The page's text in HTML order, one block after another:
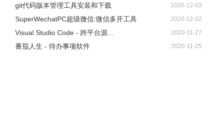
命令可以将音频文件，转为带封面的视频文件。
$ ffmpeg \
-loop 1 \
-i cover.jpg -i input.mp3 \
git代码版本管理工具安装和下载 2020-12-03
SuperWechatPC超级微信:微信多开工具 2020-12-02
Visual Studio Code - 跨平台源... 2020-11-27
番茄人生 - 待办事项软件 2020-11-25